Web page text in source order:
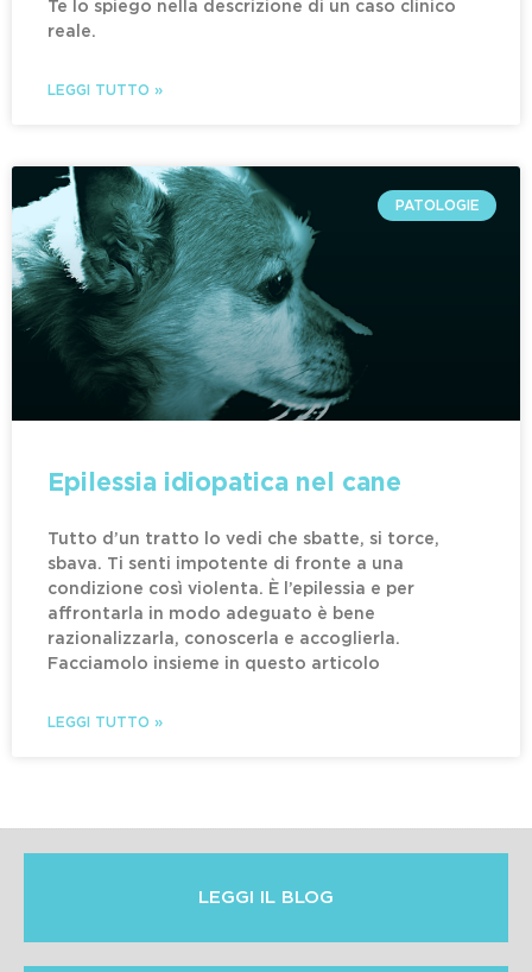
Te lo spiego nella descrizione di un caso clinico
reale.
LEGGI TUTTO »
PATOLOGIE
Epilessia idiopatica nel cane
Tutto d’un tratto lo vedi che sbatte, si torce,
sbava. Ti senti impotente di fronte a una
condizione così violenta. È l’epilessia e per
affrontarla in modo adeguato è bene
razionalizzarla, conoscerla e accoglierla.
Facciamolo insieme in questo articolo
LEGGI TUTTO »
LEGGI IL BLOG